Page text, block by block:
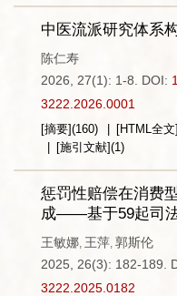
中医流派研究体系
陈仁寿
2026, 27(1): 1-8.
DOI:
3222.2026.0001
[摘要](160) [HTML全文]
[施引文献](1)
惩罚性赔偿在消费
成——基于59起司
王敏娜, 王萍, 郭斯伦
2025, 26(3): 182-189.
3222.2025.0182